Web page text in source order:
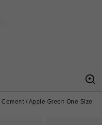
/ Apple Green One Size